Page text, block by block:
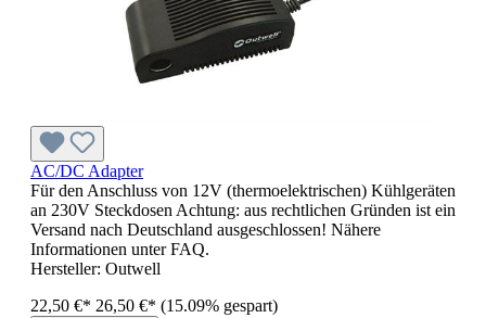
AC/DC Adapter
Für den Anschluss von 12V (thermoelektrischen) Kühlgeräten
an 230V Steckdosen Achtung: aus rechtlichen Gründen ist ein
Versand nach Deutschland ausgeschlossen! Nähere
Informationen unter FAQ.
Hersteller: Outwell
22,50 €* 26,50 €* (15.09% gespart)